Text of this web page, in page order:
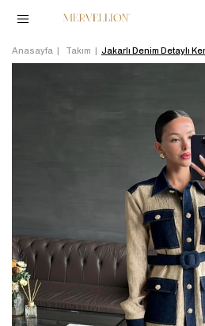
Anasayfa Takım Jakarlı Denim Detaylı